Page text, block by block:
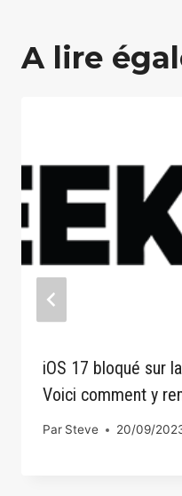
A lire
iOS 17 bloqué sur
Voici comment y
Par Steve 20/09/